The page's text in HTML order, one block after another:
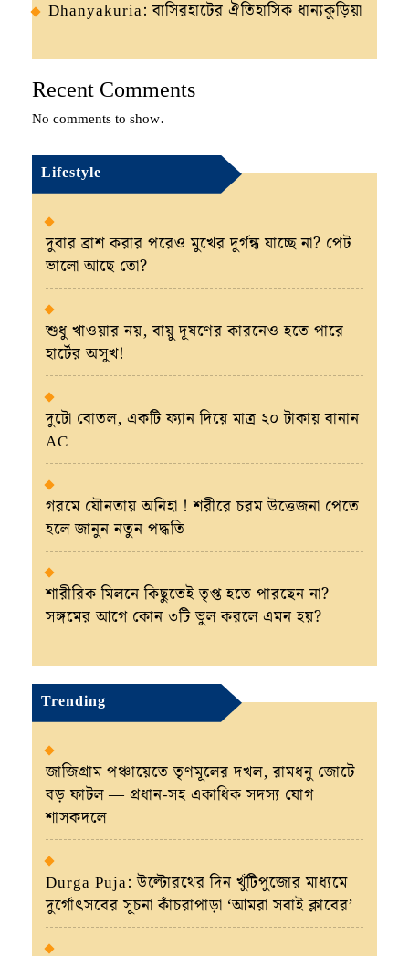
Dhanyakuria: বাসিরহাটের ঐতিহাসিক ধান্যকুড়িয়া
Recent Comments
No comments to show.
Lifestyle
দুবার ব্রাশ করার পরেও মুখের দুর্গন্ধ যাচ্ছে না? পেট
ভালো আছে তো?
শুধু খাওয়ার নয়, বায়ু দূষণের কারনেও হতে পারে
হার্টের অসুখ!
দুটো বোতল, একটি ফ্যান দিয়ে মাত্র ২০ টাকায় বানান
AC
গরমে যৌনতায় অনিহা ! শরীরে চরম উত্তেজনা পেতে
হলে জানুন নতুন পদ্ধতি
শারীরিক মিলনে কিছুতেই তৃপ্ত হতে পারছেন না?
সঙ্গমের আগে কোন ৩টি ভুল করলে এমন হয়?
Trending
জাজিগ্রাম পঞ্চায়েতে তৃণমূলের দখল, রামধনু জোটে
বড় ফাটল — প্রধান-সহ একাধিক সদস্য যোগ
শাসকদলে
Durga Puja: উল্টোরথের দিন খুঁটিপুজোর মাধ্যমে
দুর্গোৎসবের সূচনা কাঁচরাপাড়া ‘আমরা সবাই ক্লাবের’